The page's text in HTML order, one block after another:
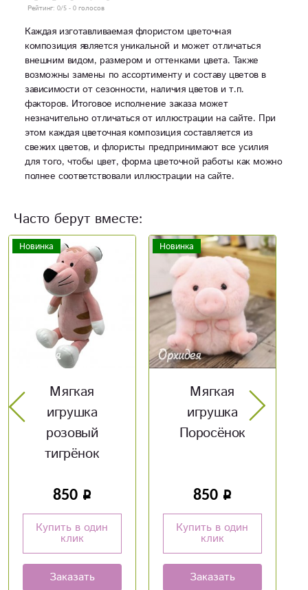
Рейтинг: 0/5 - 0 голосов
Каждая изготавливаемая флористом цветочная
композиция является уникальной и может отличаться
внешним видом, размером и оттенками цвета. Также
возможны замены по ассортименту и составу цветов в
зависимости от сезонности, наличия цветов и т.п.
факторов. Итоговое исполнение заказа может
незначительно отличаться от иллюстрации на сайте. При
этом каждая цветочная композиция составляется из
свежих цветов, и флористы предпринимают все усилия
для того, чтобы цвет, форма цветочной работы как можно
полнее соответствовали иллюстрации на сайте.
Часто берут вместе:
Новинка
Мягкая
игрушка
Поросёнок
850
Купить в один
клик
Заказать
Новинка
Акция
Оскорбительные
шары
160
Купить в один
клик
Заказать